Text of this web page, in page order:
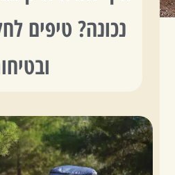
נכונה? טיפים